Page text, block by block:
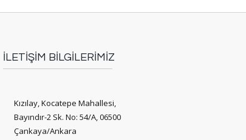
İLETİŞİM BİLGİLERİMİZ
Kızılay, Kocatepe Mahallesi,
Bayındır-2 Sk. No: 54/A, 06500
Çankaya/Ankara